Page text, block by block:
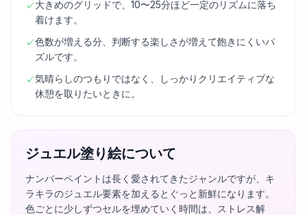
✓大きめのグリッドで、10〜25分ほど一定のリズムに落ち
着けます。
✓色数が増える分、判断する楽しさが増えて飽きにくいパ
ズルです。
✓気晴らしのつもりではなく、しっかりクリエイティブな
休憩を取りたいときに。
ジュエル塗り絵について
ナンバーペイントは長く愛されてきたジャンルですが、キ
ラキラのジュエル要素を加えるとぐっと新鮮になります。
色ごとに少しずつセルを埋めていく時間は、ストレス解